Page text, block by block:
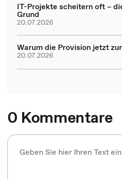
IT-Projekte scheitern oft –
Grund
20.07.2026
Warum die Provision jetzt
20.07.2026
0 Kommentare